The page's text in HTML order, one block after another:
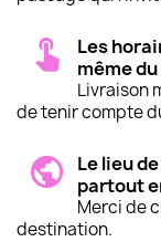
Les
même
Livraison
de tenir compte
Le lieu
partout
Merci de
destination.